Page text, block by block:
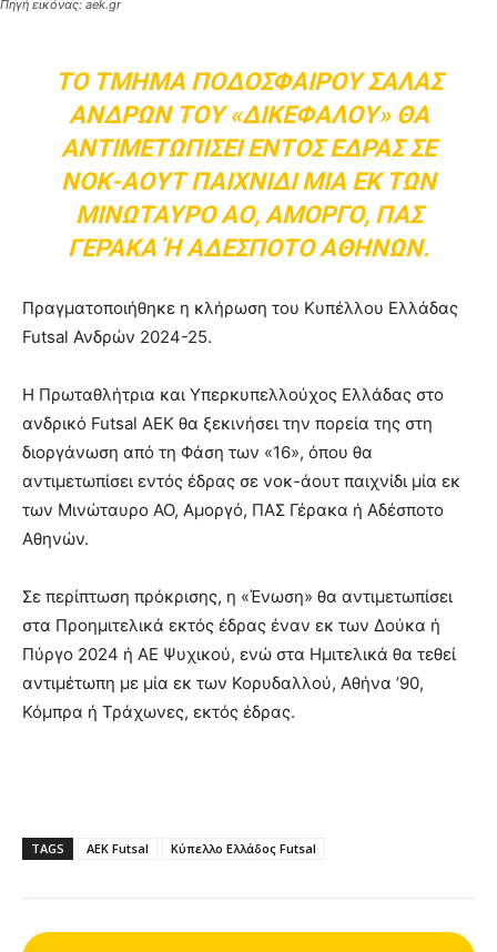
Πηγή εικόνας: aek.gr
ΤΟ ΤΜΉΜΑ ΠΟΔΟΣΦΑΊΡΟΥ ΣΆΛΑΣ
ΑΝΔΡΏΝ ΤΟΥ «ΔΙΚΈΦΑΛΟΥ» ΘΑ
ΑΝΤΙΜΕΤΩΠΊΣΕΙ ΕΝΤΌΣ ΈΔΡΑΣ ΣΕ
ΝΟΚ-ΆΟΥΤ ΠΑΙΧΝΊΔΙ ΜΊΑ ΕΚ ΤΩΝ
ΜΙΝΏΤΑΥΡΟ ΑΟ, ΑΜΟΡΓΌ, ΠΑΣ
ΓΈΡΑΚΑ Ή ΑΔΈΣΠΟΤΟ ΑΘΗΝΏΝ.
Πραγματοποιήθηκε η κλήρωση του Κυπέλλου Ελλάδας
Futsal Ανδρών 2024-25.
Η Πρωταθλήτρια και Υπερκυπελλούχος Ελλάδας στο
ανδρικό Futsal ΑΕΚ θα ξεκινήσει την πορεία της στη
διοργάνωση από τη Φάση των «16», όπου θα
αντιμετωπίσει εντός έδρας σε νοκ-άουτ παιχνίδι μία εκ
των Μινώταυρο ΑΟ, Αμοργό, ΠΑΣ Γέρακα ή Αδέσποτο
Αθηνών.
Σε περίπτωση πρόκρισης, η «Ένωση» θα αντιμετωπίσει
στα Προημιτελικά εκτός έδρας έναν εκ των Δούκα ή
Πύργο 2024 ή ΑΕ Ψυχικού, ενώ στα Ημιτελικά θα τεθεί
αντιμέτωπη με μία εκ των Κορυδαλλού, Αθήνα ’90,
Κόμπρα ή Τράχωνες, εκτός έδρας.
TAGS AEK Futsal Κύπελλο Ελλάδος Futsal